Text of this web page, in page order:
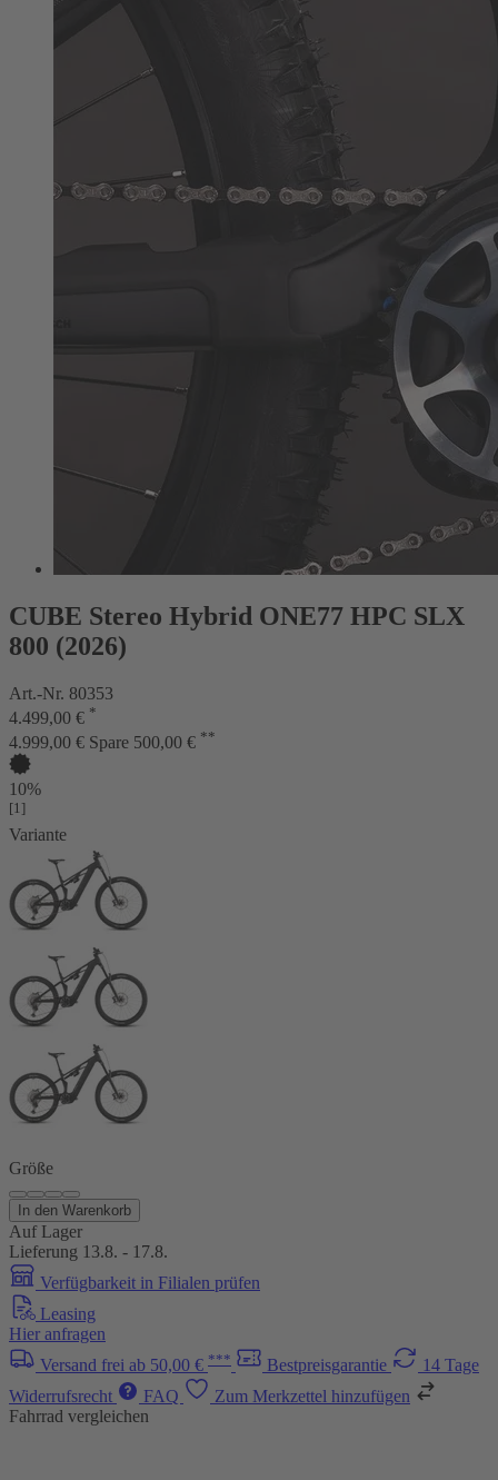
CUBE Stereo Hybrid ONE77 HPC SLX
800 (2026)
Art.-Nr. 80353
4.499,00 € *
4.999,00 € Spare 500,00 € **
10%
[1]
Variante
Größe
In den Warenkorb
Auf Lager
Lieferung 13.8. - 17.8.
Verfügbarkeit in Filialen prüfen
Leasing
Hier anfragen
Versand frei ab 50,00 € *** Bestpreisgarantie
14 Tage
Widerrufsrecht
FAQ
Zum Merkzettel hinzufügen
Fahrrad vergleichen